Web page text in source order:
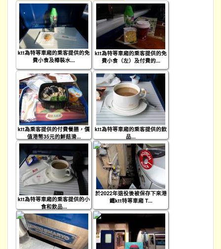
ktt為特等車廂的乘客提供的免
費小食及樽裝水...
ktt為特等車廂的乘客提供的免
費小食（左）及付費的...
ktt為乘客提供的付費餐膳，價
值港幣35元的鮮菇滑...
ktt為特等車廂的乘客提供的飲
品...
ktt為特等車廂的乘客提供的小
食和飲品...
於2022年退役後被保存下來港
鐵ktt特等車廂 T...